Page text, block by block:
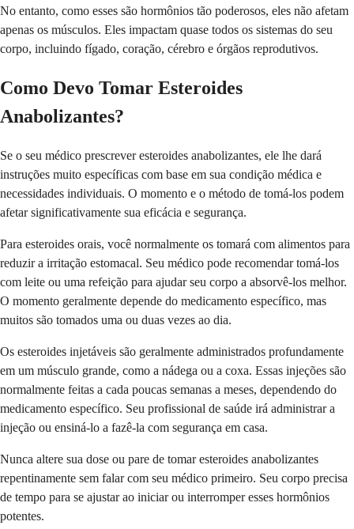
No entanto, como esses são hormônios tão poderosos, eles não afetam
apenas os músculos. Eles impactam quase todos os sistemas do seu
corpo, incluindo fígado, coração, cérebro e órgãos reprodutivos.
Como Devo Tomar Esteroides
Anabolizantes?
Se o seu médico prescrever esteroides anabolizantes, ele lhe dará
instruções muito específicas com base em sua condição médica e
necessidades individuais. O momento e o método de tomá-los podem
afetar significativamente sua eficácia e segurança.
Para esteroides orais, você normalmente os tomará com alimentos para
reduzir a irritação estomacal. Seu médico pode recomendar tomá-los
com leite ou uma refeição para ajudar seu corpo a absorvê-los melhor.
O momento geralmente depende do medicamento específico, mas
muitos são tomados uma ou duas vezes ao dia.
Os esteroides injetáveis ​​são geralmente administrados profundamente
em um músculo grande, como a nádega ou a coxa. Essas injeções são
normalmente feitas a cada poucas semanas a meses, dependendo do
medicamento específico. Seu profissional de saúde irá administrar a
injeção ou ensiná-lo a fazê-la com segurança em casa.
Nunca altere sua dose ou pare de tomar esteroides anabolizantes
repentinamente sem falar com seu médico primeiro. Seu corpo precisa
de tempo para se ajustar ao iniciar ou interromper esses hormônios
potentes.